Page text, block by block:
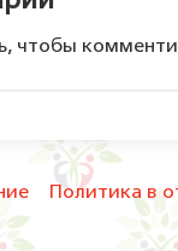
чтобы
Политика в